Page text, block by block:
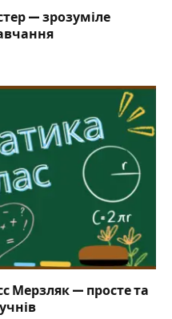
— зрозуміле
Мерзляк — просте та